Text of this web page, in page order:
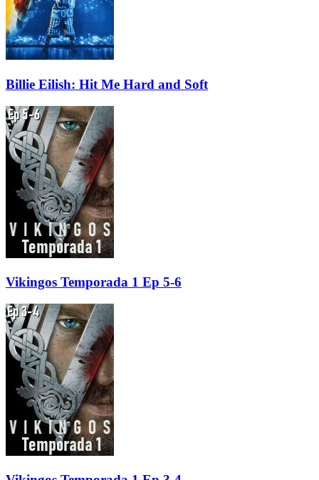
Billie Eilish: Hit Me Hard and Soft
Vikingos Temporada 1 Ep 5-6